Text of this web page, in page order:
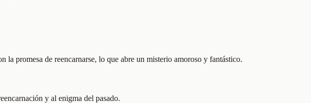
promesa de reencarnarse, lo que abre un misterio amoroso y fantástico.
y al enigma del pasado.